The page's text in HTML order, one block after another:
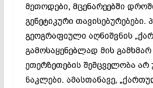
მეთოდები, მცენარეებში
გენეტიკური თავისებურებები.
გეოგრაფიული აღნიშვნის
გამოსაყენებლად მის
ეთერზეთების შემცველობა არ
ნაკლები. ამასთანავე,